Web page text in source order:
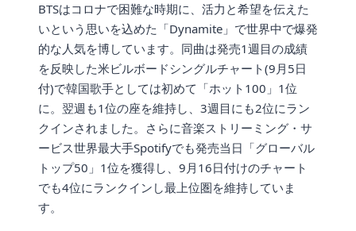
BTSはコロナで困難な時期に、活力と希望を伝えた
いという思いを込めた「Dynamite」で世界中で爆発
的な人気を博しています。同曲は発売1週目の成績
を反映した米ビルボードシングルチャート(9月5日
付)で韓国歌手としては初めて「ホット100」1位
に。翌週も1位の座を維持し、3週目にも2位にラン
クインされました。さらに音楽ストリーミング・サ
ービス世界最大手Spotifyでも発売当日「グローバル
トップ50」1位を獲得し、9月16日付けのチャート
でも4位にランクインし最上位圏を維持していま
す。